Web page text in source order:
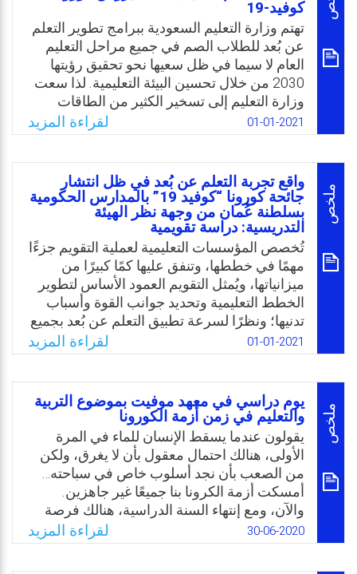
والمعلمين لا تتوفر لديهم شبكة الإنترنت بشكل
دائم، وأن التحول من التعليم التقليدي إلى
الأسلوب الرقمي بات هاجسًا مُقلقًا، بالإضافة
لعملية ملاءمة المناهج للتعلم الرقمي، وعليه،
تمثلت مشكلة الدراسة بالسؤال التالي: ما درجة
الاستعداد للتعلم الرقمي في الأردن خلال جائحة
كورونا من وجهة نظر معلمي مدارس شمال
الأردن؟
WhatsApp
Facebook
Twitter
Email
كوفيد-19
تهتم وزارة التعليم السعودية ببرامج تطوير التعلم
عن بُعد للطلاب الصم في جميع مراحل التعليم
العام لا سيما في ظل سعيها نحو تحقيق رؤيتها
2030 من خلال تحسين البيئة التعليمية. لذا سعت
وزارة التعليم إلى تسخير الكثير من الطاقات
المادية والبشرية في سبيل الحصول على النتائج
المأمولة في ميدان تعليم الصم في ظل جائحة
فايروس كورونا. وللوقوف على واقع الخدمات
التعليمية التي توفرها وزارة التعليم للطلاب الصم
سواءً بمدارسهم أو عن بُعد نظرًا لجائحة كورونا،
يجب القيام بالتقويم المستمر لها ومن منظور
المعلمين لهؤلاء الطلاب. وعليه تمثلت مشكلة
الدراسة بوجود الحاجة لمعرفة واقع الخدمات
التعليمية عن بُعد المقدمة للطلاب الصم خلال
جائحة فايروس كورونا كما يراها المعلمون
والمعلمات.
WhatsApp
Facebook
Twitter
Email
01-01-2021 لقراءة المزيد
ملخص
واقع تجربة التعلم عن بُعد في ظل انتشار
جائحة كورونا “كوفيد 19” بالمدارس الحكومية
بسلطنة عُمان من وجهة نظر الهيئة
التدريسية: دراسة تقويمية
تُخصص المؤسسات التعليمية لعملية التقويم جزءًا
مهمًا في خططها، وتنفق عليها كمًا كبيرًا من
ميزانياتها، ويُمثل التقويم العمود الأساس لتطوير
الخطط التعليمية وتحديد جوانب القوة وأسباب
تدنيها؛ ونظرًا لسرعة تطبيق التعلم عن بُعد بجميع
المؤسسات التعليمية في سلطنة عُمان بسبب
انتشار جائحة الكورونا، فإن هذا الإجراء يتطلب
الوقوف على واقع تطبيق هذه التجربة الجديدة،
ومعرفة جوانب تميزها لتعزيزها، واقتراح الحلول
للصعوبات والعقبات التي تواجهها، وعليه تتمثل
مشكلة الدراسة بالسؤال التالي: ما واقع تجربة
التعلم عن بُعد في ظل انتشار جائحة كورونا
بالمدارس الحكومية بسلطنة عُمان من وجهة
نظر الهيئة التدريسية؟
WhatsApp
Facebook
Twitter
Email
01-01-2021 لقراءة المزيد
ملخص
يوم دراسي في معهد موفيت بموضوع التربية
والتعليم في زمن أزمة الكورونا
يقولون عندما يسقط الإنسان للماء في المرة
الأولى، هنالك احتمال معقول بأن لا يغرق، ولكن
من الصعب بأن نجد أسلوب خاص في سباحته…
أمسكت أزمة الكرونا بنا جميعًا غير جاهزين.
والآن، ومع إنتهاء السنة الدراسية، هنالك فرصة
لصقل “أسلوب سباحتنا”، ولنُخرج الرأس من
المياه الهائجة، ولنتأمل على الجوانب، وإلى
زملائنا في جميع أنحاء العالم، ولنرى: (1) مع أي
30-06-2020 لقراءة المزيد